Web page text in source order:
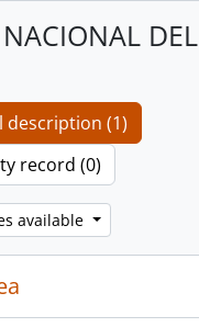
DEL
description (1)
record (0)
available